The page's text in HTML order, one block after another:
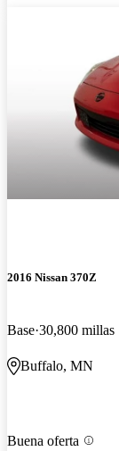
2016 Nissan 370Z
Base 30,800 millas
Buffalo, MN
Buena oferta